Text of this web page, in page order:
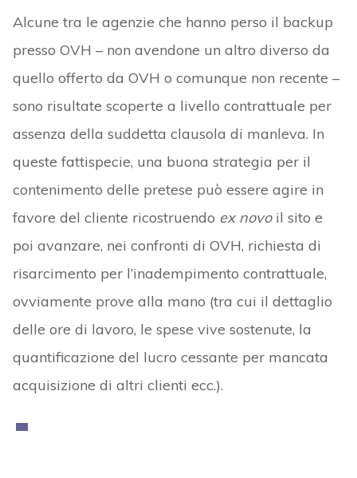
Alcune tra le agenzie che hanno perso il backup
presso OVH – non avendone un altro diverso da
quello offerto da OVH o comunque non recente –
sono risultate scoperte a livello contrattuale per
assenza della suddetta clausola di manleva. In
queste fattispecie, una buona strategia per il
contenimento delle pretese può essere agire in
favore del cliente ricostruendo ex novoil sito e
poi avanzare, nei confronti di OVH, richiesta di
risarcimento per l’inadempimento contrattuale,
ovviamente prove alla mano (tra cui il dettaglio
delle ore di lavoro, le spese vive sostenute, la
quantificazione del lucro cessante per mancata
acquisizione di altri clienti ecc.).